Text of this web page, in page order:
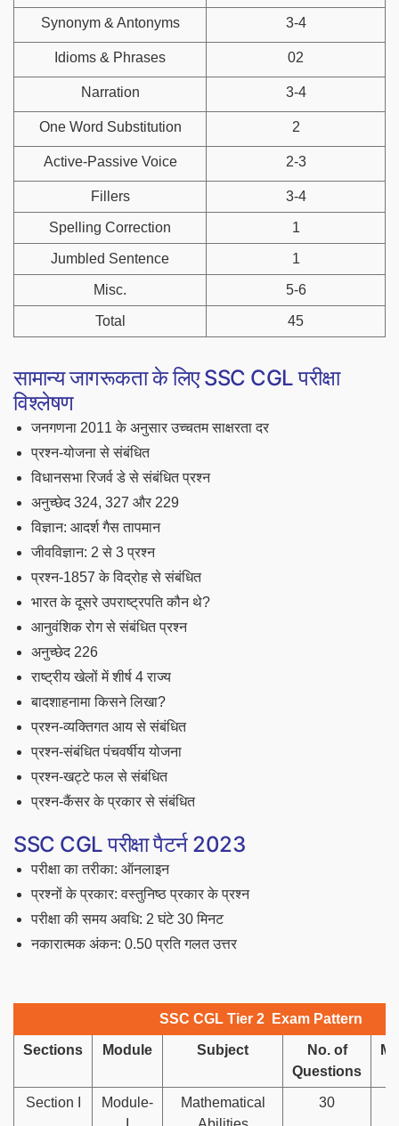
Synonym & Antonyms 3-4
Idioms & Phrases 02
Narration 3-4
One Word Substitution 2
Active-Passive Voice 2-3
Fillers 3-4
Spelling Correction 1
Jumbled Sentence 1
Misc. 5-6
Total 45
सामान्य जागरूकता के लिए SSC CGL परीक्षा
विश्लेषण
जनगणना 2011 के अनुसार उच्चतम साक्षरता दर
प्रश्न-योजना से संबंधित
विधानसभा रिजर्व डे से संबंधित प्रश्न
अनुच्छेद 324, 327 और 229
विज्ञान: आदर्श गैस तापमान
जीवविज्ञान: 2 से 3 प्रश्न
प्रश्न-1857 के विद्रोह से संबंधित
भारत के दूसरे उपराष्ट्रपति कौन थे?
आनुवंशिक रोग से संबंधित प्रश्न
अनुच्छेद 226
राष्ट्रीय खेलों में शीर्ष 4 राज्य
बादशाहनामा किसने लिखा?
प्रश्न-व्यक्तिगत आय से संबंधित
प्रश्न-संबंधित पंचवर्षीय योजना
प्रश्न-खट्टे फल से संबंधित
प्रश्न-कैंसर के प्रकार से संबंधित
SSC CGL परीक्षा पैटर्न 2023
परीक्षा का तरीका: ऑनलाइन
प्रश्नों के प्रकार: वस्तुनिष्ठ प्रकार के प्रश्न
परीक्षा की समय अवधि: 2 घंटे 30 मिनट
नकारात्मक अंकन: 0.50 प्रति गलत उत्तर
SSC CGL Tier 2 Exam Pattern
Sections Module Subject
No. of
Questions
Section I
Module-
Mathematical
30